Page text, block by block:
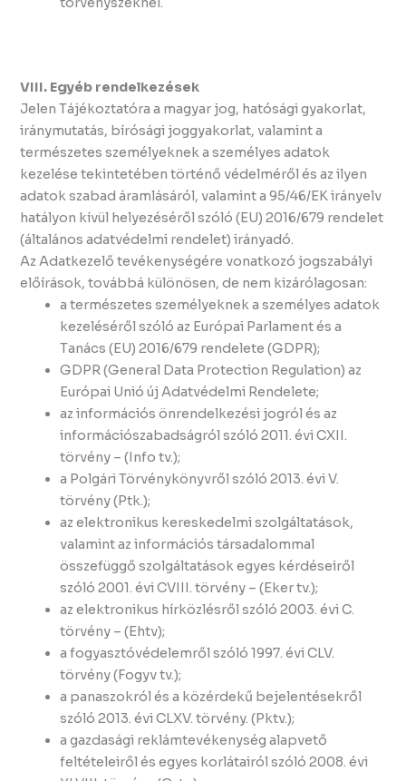
VIII. Egyéb rendelkezések
Jelen Tájékoztatóra a magyar jog, hatósági gyakorlat,
iránymutatás, bírósági joggyakorlat, valamint a
természetes személyeknek a személyes adatok
kezelése tekintetében történő védelméről és az ilyen
adatok szabad áramlásáról, valamint a 95/46/EK irányelv
hatályon kívül helyezéséről szóló (EU) 2016/679 rendelet
(általános adatvédelmi rendelet) irányadó.
Az Adatkezelő tevékenységére vonatkozó jogszabályi
előírások, továbbá különösen, de nem kizárólagosan:
a természetes személyeknek a személyes adatok
kezeléséről szóló az Európai Parlament és a
Tanács (EU) 2016/679 rendelete (GDPR);
GDPR (General Data Protection Regulation) az
Európai Unió új Adatvédelmi Rendelete;
az információs önrendelkezési jogról és az
információszabadságról szóló 2011. évi CXII.
törvény – (Info tv.);
a Polgári Törvénykönyvről szóló 2013. évi V.
törvény (Ptk.);
az elektronikus kereskedelmi szolgáltatások,
valamint az információs társadalommal
összefüggő szolgáltatások egyes kérdéseiről
szóló 2001. évi CVIII. törvény – (Eker tv.);
az elektronikus hírközlésről szóló 2003. évi C.
törvény – (Ehtv);
a fogyasztóvédelemről szóló 1997. évi CLV.
törvény (Fogyv tv.);
a panaszokról és a közérdekű bejelentésekről
szóló 2013. évi CLXV. törvény. (Pktv.);
a gazdasági reklámtevékenység alapvető
feltételeiről és egyes korlátairól szóló 2008. évi